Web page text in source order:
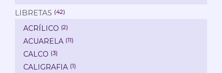
LIBRETAS (42)
ACRÍLICO (2)
ACUARELA (11)
CALCO (3)
CALIGRAFIA (1)